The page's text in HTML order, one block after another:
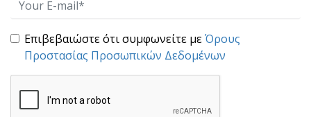
Για την αληθινή ευτυχία
ταχύτητα [...]
Επιβεβαιώστε ότι συμφωνείτε μεΌρους
Προστασίας Προσωπικών Δεδομένων